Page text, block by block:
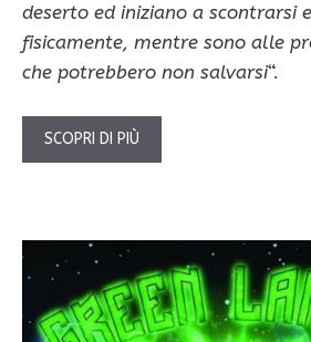
deserto ed iniziano a scontrarsi
fisicamente, mentre sono alle
che potrebbero non salvarsi“.
SCOPRI DI PIÙ